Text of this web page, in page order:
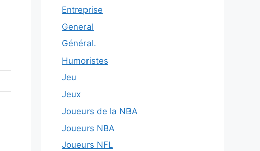
Entreprise
General
Général.
Humoristes
Jeu
Jeux
Joueurs de la NBA
Joueurs NBA
Joueurs NFL